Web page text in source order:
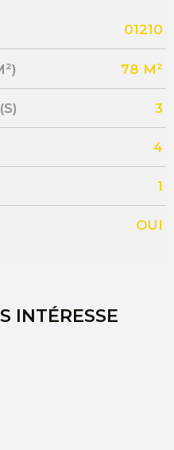
01210
78 M²
3
4
1
OUI
INTÉRESSE